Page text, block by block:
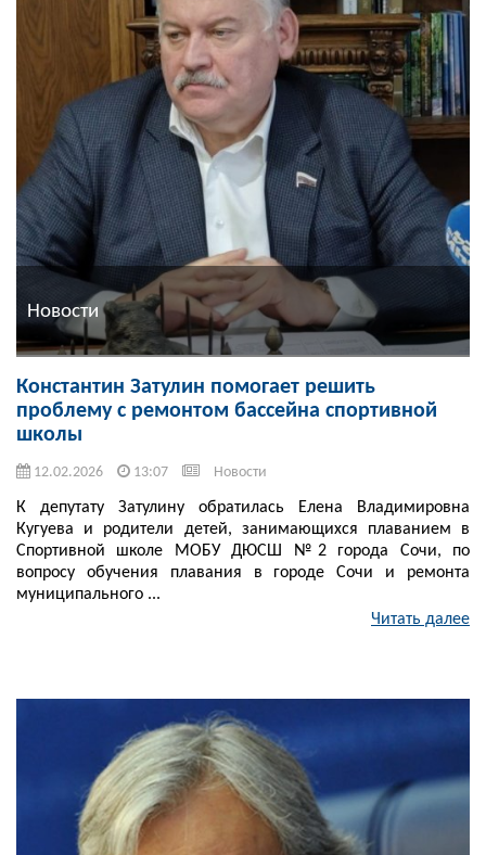
Новости
Константин Затулин помогает решить
проблему с ремонтом бассейна спортивной
школы
12.02.2026 13:07 Новости
К депутату Затулину обратилась Елена Владимировна
Кугуева и родители детей, занимающихся плаванием в
Спортивной школе МОБУ ДЮСШ №2 города Сочи, по
вопросу обучения плавания в городе Сочи и ремонта
муниципального ...
Читать далее